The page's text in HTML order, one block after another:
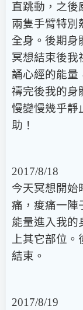
直跳動，之後
兩隻手臂特別
全身。後期身
冥想結束後我
誦心經的能量
禱完後我的身
慢變慢幾乎靜
助！
2017/8/18
今天冥想開始
痛，痠痛一陣
能量進入我的
上其它部位
結束。
2017/8/19